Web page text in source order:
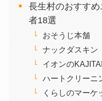
長生村のおすす
者18選
おそうじ本舗
ナックダスキン
イオンの
ハートクリーニ
くらしのマーケ